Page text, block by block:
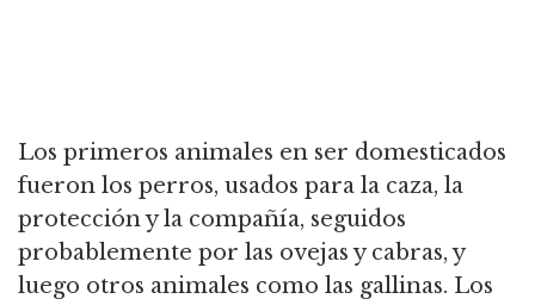
Los primeros animales en ser domesticados
fueron los perros, usados para la caza, la
protección y la compañía, seguidos
probablemente por las ovejas y cabras, y
luego otros animales como las gallinas. Los